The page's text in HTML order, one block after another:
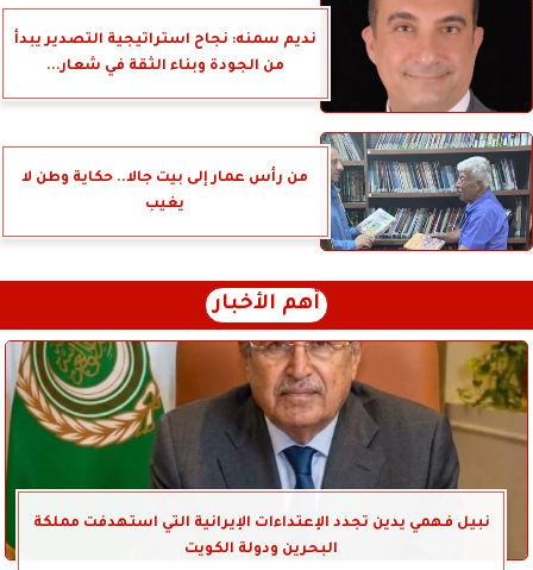
نديم سمنه: نجاح استراتيجية التصدير يبدأ
من الجودة وبناء الثقة في شعار...
من رأس عمار إلى بيت جالا.. حكاية وطن لا
يغيب
أهم الأخبار
نبيل فهمي يدين تجدد الإعتداءات الإيرانية التي استهدفت مملكة
البحرين ودولة الكويت